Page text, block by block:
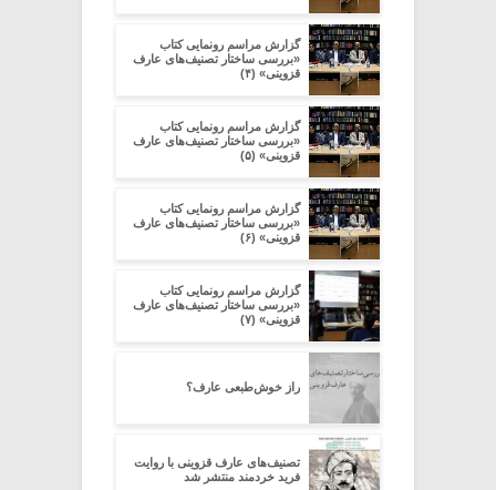
گزارش مراسم رونمایی کتاب
«بررسی ساختار تصنیف‌های عارف
قزوینی» (۴)
گزارش مراسم رونمایی کتاب
«بررسی ساختار تصنیف‌های عارف
قزوینی» (۵)
گزارش مراسم رونمایی کتاب
«بررسی ساختار تصنیف‌های عارف
قزوینی» (۶)
گزارش مراسم رونمایی کتاب
«بررسی ساختار تصنیف‌های عارف
قزوینی» (۷)
راز خوش‌طبعی ‌عارف؟
تصنیف‌های عارف قزوینی با روایت
فرید خردمند منتشر شد